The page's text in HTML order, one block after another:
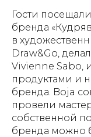
Гости
бренда
в
Draw&Go,
Vivienne Sabo,
продуктами и
бренда. Boja
провели
собственной
бренда можно